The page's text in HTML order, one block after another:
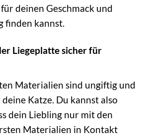
deinen Geschmack und
finden kannst.
Liegeplatte sicher für
Materialien sind ungiftig und
Katze. Du kannst also
dein Liebling nur mit den
Materialien in Kontakt